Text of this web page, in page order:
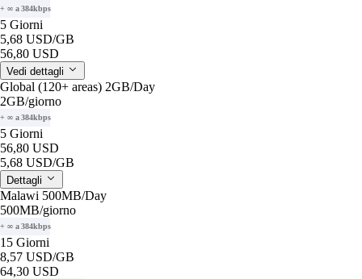
+ ∞ a 384kbps
5 Giorni
5,68 USD/GB
56,80 USD
Vedi dettagli
Global (120+ areas) 2GB/Day
2GB/giorno
+ ∞ a 384kbps
5 Giorni
56,80 USD
5,68 USD/GB
Dettagli
Malawi 500MB/Day
500MB/giorno
+ ∞ a 384kbps
15 Giorni
8,57 USD/GB
64,30 USD